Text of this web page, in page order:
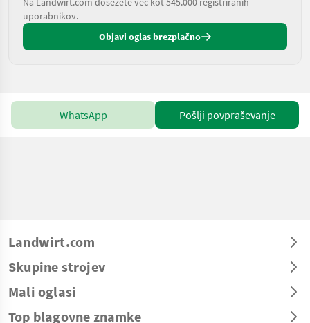
uporabnikov.
Objavi oglas brezplačno
WhatsApp Pošlji povpraševanje
Landwirt.com
Skupine strojev
Mali oglasi
Top blagovne znamke